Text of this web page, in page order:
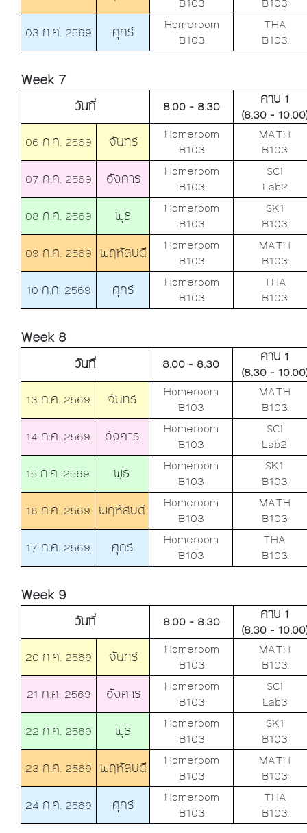
03 ก.ค. 2569
ศุกร์
Homeroom
B103
THA
B103
Week 7
วันที่ 8.00 - 8.30
คาบ 1
(8.30 -
06 ก.ค. 2569
จันทร์
Homeroom
B103
MATH
B103
07 ก.ค. 2569
อังคาร
Homeroom
B103
SCI
Lab2
08 ก.ค. 2569
พุธ
Homeroom
B103
SK1
B103
09 ก.ค. 2569 พฤหัสบดี
Homeroom
B103
MATH
B103
10 ก.ค. 2569
ศุกร์
Homeroom
B103
THA
B103
Week 8
วันที่ 8.00 - 8.30
คาบ 1
(8.30 -
13 ก.ค. 2569
จันทร์
Homeroom
B103
MATH
B103
14 ก.ค. 2569
อังคาร
Homeroom
B103
SCI
Lab2
15 ก.ค. 2569
พุธ
Homeroom
B103
SK1
B103
16 ก.ค. 2569 พฤหัสบดี
Homeroom
B103
MATH
B103
17 ก.ค. 2569
ศุกร์
Homeroom
B103
THA
B103
Week 9
วันที่ 8.00 - 8.30
คาบ 1
(8.30 -
20 ก.ค. 2569
จันทร์
Homeroom
B103
MATH
B103
21 ก.ค. 2569
อังคาร
Homeroom
B103
SCI
Lab3
22 ก.ค. 2569
พุธ
Homeroom
B103
SK1
B103
23 ก.ค. 2569 พฤหัสบดี
Homeroom
B103
MATH
B103
24 ก.ค. 2569
ศุกร์
Homeroom
B103
THA
B103